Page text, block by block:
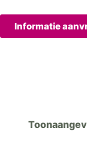
Informatie